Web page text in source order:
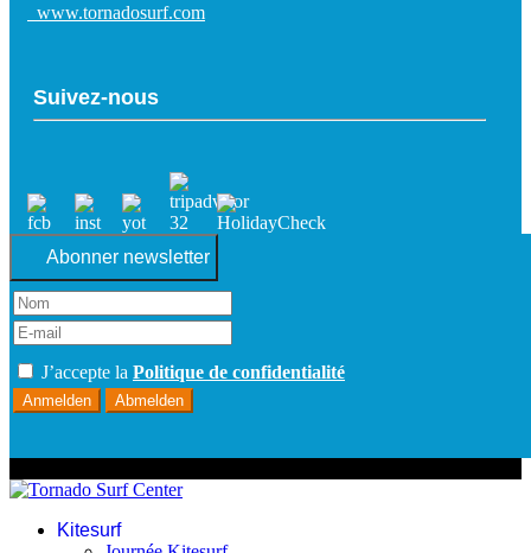
www.tornadosurf.com
Suivez-nous
Abonner newsletter
J’accepte la Politique de confidentialité
Anmelden Abmelden
Kitesurf